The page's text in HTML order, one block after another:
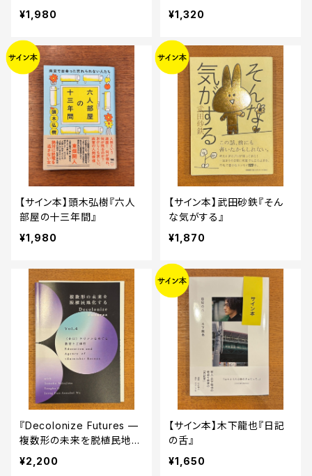
¥1,980
TY RECORDS: HIROSHI
MA-』
¥1,320
【サイン本】頭木弘樹『六人
部屋の十三年間』
¥1,980
【サイン本】武田砂鉄『そん
な気がする』
¥1,870
『Decolonize Futures —
複数形の未来を脱植民地化
する — Vol. 4「〈在日〉コリ
アンをめぐる教育と主体
¥2,200
【サイン本】木下龍也『日記
の舌』
¥1,650